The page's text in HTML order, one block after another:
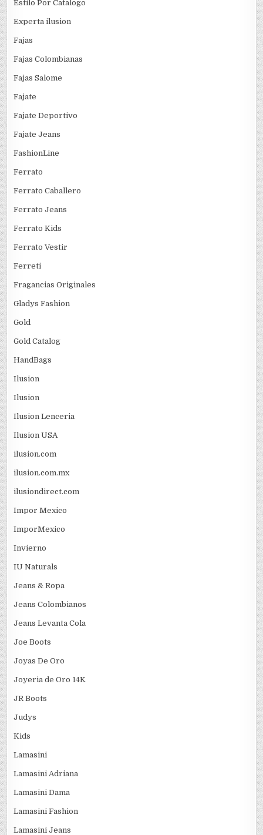
Estilo Por Catalogo
Experta ilusion
Fajas
Fajas Colombianas
Fajas Salome
Fajate
Fajate Deportivo
Fajate Jeans
FashionLine
Ferrato
Ferrato Caballero
Ferrato Jeans
Ferrato Kids
Ferrato Vestir
Ferreti
Fragancias Originales
Gladys Fashion
Gold
Gold Catalog
HandBags
Ilusion
Ilusion
Ilusion Lenceria
Ilusion USA
ilusion.com
ilusion.com.mx
ilusiondirect.com
Impor Mexico
ImporMexico
Invierno
IU Naturals
Jeans & Ropa
Jeans Colombianos
Jeans Levanta Cola
Joe Boots
Joyas De Oro
Joyeria de Oro 14K
JR Boots
Judys
Kids
Lamasini
Lamasini Adriana
Lamasini Dama
Lamasini Fashion
Lamasini Jeans